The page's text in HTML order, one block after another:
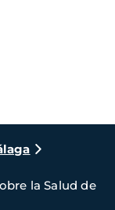
la Salud de